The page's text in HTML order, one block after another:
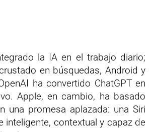
la IA en el trabajo diario;
en búsquedas, Android y
ha convertido ChatGPT en
Apple, en cambio, ha basado
una promesa aplazada: una Siri
inteligente, contextual y capaz de